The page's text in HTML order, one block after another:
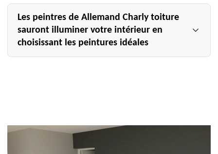
Les peintres de Allemand Charly toiture
sauront illuminer votre intérieur en
choisissant les peintures idéales
travailleront vos peintures décorative ou classique en
sélectionnant différentes couleurs et textures. Selon la